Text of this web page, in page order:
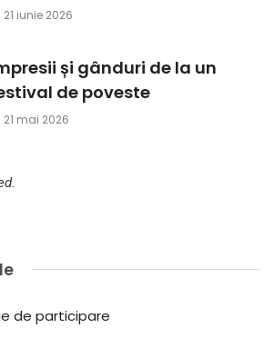
21 iunie 2026
și gânduri de la un
de poveste
21 mai 2026
de participare